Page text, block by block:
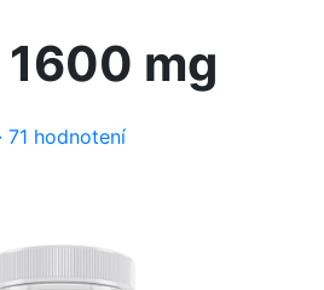
1600 mg
· 71 hodnotení